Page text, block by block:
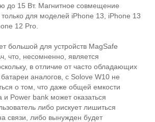
до 15 Вт. Магнитное совмещение
только для моделей iPhone 13, iPhone 13
12 Pro.
большой для устройств MagSafe
что, несомненно, является
в отличие от часто обладающих
аналогов, с Solove W10 не
о том, что даже общей емкости
Power bank может оказаться
либо рискует лишиться
связи, либо вынужден будет